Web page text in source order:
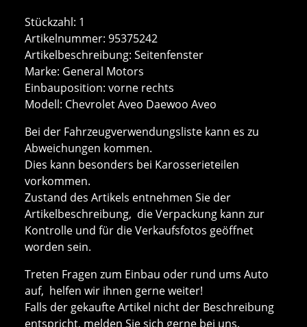
Stückzahl: 1
Artikelnummer: 95375242
Artikelbeschreibung: Seitenfenster
Marke: General Motors
Einbauposition: vorne rechts
Modell: Chevrolet Aveo Daewoo Aveo
Bei der Fahrzeugverwendungsliste kann es zu
Abweichungen kommen.
Dies kann besonders bei Karosserieteilen
vorkommen.
Zustand des Artikels entnehmen Sie der
Artikelbeschreibung, die Verpackung kann zur
Kontrolle und für die Verkaufsfotos geöffnet
worden sein.
Treten Fragen zum Einbau oder rund ums Auto
auf, helfen wir ihnen gerne weiter!
Falls der gekaufte Artikel nicht der Beschreibung
entspricht, melden Sie sich gerne bei uns.